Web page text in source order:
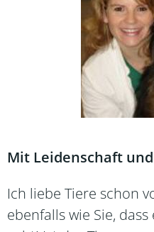
Mit Leidenschaft
Ich liebe Tiere schon
ebenfalls wie Sie,